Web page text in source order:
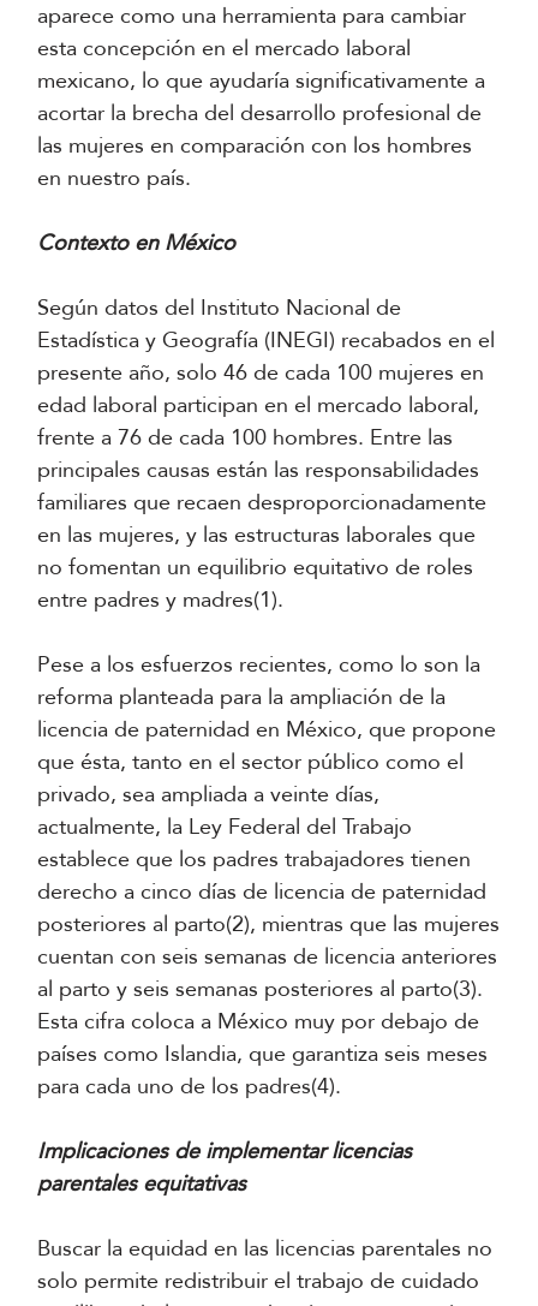
aparece como una herramienta para cambiar
esta concepción en el mercado laboral
mexicano, lo que ayudaría significativamente a
acortar la brecha del desarrollo profesional de
las mujeres en comparación con los hombres
en nuestro país.
Contexto en México
Según datos del Instituto Nacional de
Estadística y Geografía (INEGI) recabados en el
presente año, solo 46 de cada 100 mujeres en
edad laboral participan en el mercado laboral,
frente a 76 de cada 100 hombres. Entre las
principales causas están las responsabilidades
familiares que recaen desproporcionadamente
en las mujeres, y las estructuras laborales que
no fomentan un equilibrio equitativo de roles
entre padres y madres(1).
Pese a los esfuerzos recientes, como lo son la
reforma planteada para la ampliación de la
licencia de paternidad en México, que propone
que ésta, tanto en el sector público como el
privado, sea ampliada a veinte días,
actualmente, la Ley Federal del Trabajo
establece que los padres trabajadores tienen
derecho a cinco días de licencia de paternidad
posteriores al parto(2), mientras que las mujeres
cuentan con seis semanas de licencia anteriores
al parto y seis semanas posteriores al parto(3).
Esta cifra coloca a México muy por debajo de
países como Islandia, que garantiza seis meses
para cada uno de los padres(4).
Implicaciones de implementar licencias
parentales equitativas
Buscar la equidad en las licencias parentales no
solo permite redistribuir el trabajo de cuidado